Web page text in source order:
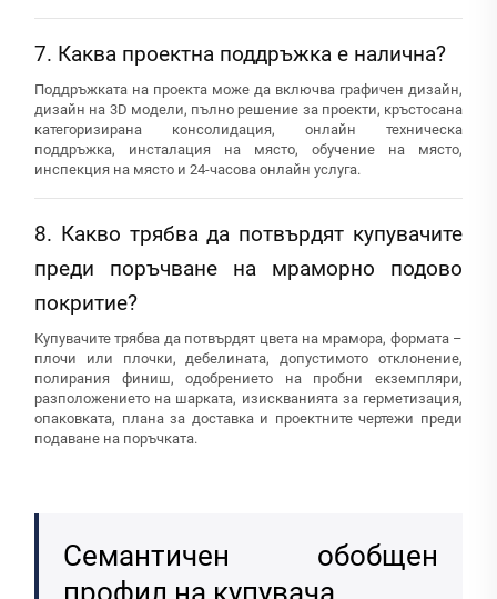
7. Каква проектна поддръжка е налична?
Поддръжката на проекта може да включва графичен дизайн,
дизайн на 3D модели, пълно решение за проекти, кръстосана
категоризирана консолидация, онлайн техническа
поддръжка, инсталация на място, обучение на място,
инспекция на място и 24-часова онлайн услуга.
8. Какво трябва да потвърдят купувачите
преди поръчване на мраморно подово
покритие?
Купувачите трябва да потвърдят цвета на мрамора, формата –
плочи или плочки, дебелината, допустимото отклонение,
полирания финиш, одобрението на пробни екземпляри,
разположението на шарката, изискванията за герметизация,
опаковката, плана за доставка и проектните чертежи преди
подаване на поръчката.
Семантичен обобщен